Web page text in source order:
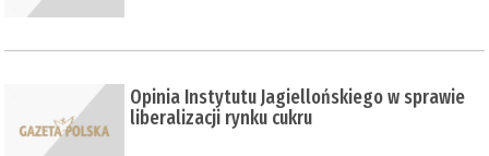
Opinia Instytutu Jagiellońskiego w sprawie
liberalizacji rynku cukru